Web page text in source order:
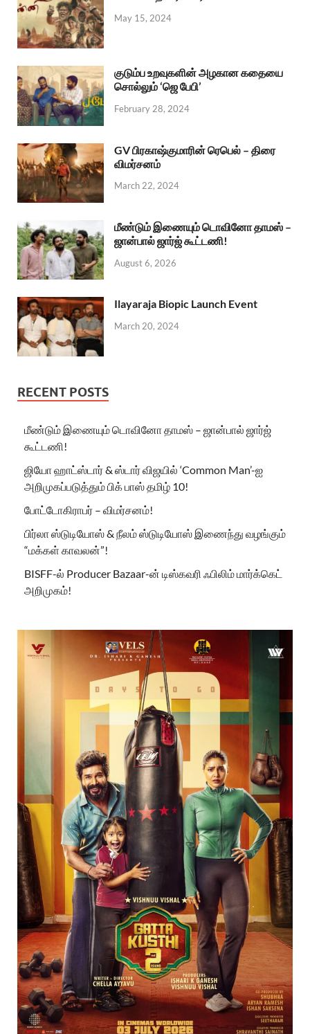
May 15, 2024
குடும்ப உறவுகளின் அழகான கதையை
சொல்லும் ‘ஜெ பேபி’
February 28, 2024
GV பிரகாஷ்குமாரின் ரெபெல் – திரை
விமர்சனம்
March 22, 2024
மீண்டும் இணையும் டொவினோ தாமஸ் –
ஜான்பால் ஜார்ஜ் கூட்டணி!
August 6, 2026
Ilayaraja Biopic Launch Event
March 20, 2024
RECENT POSTS
மீண்டும் இணையும் டொவினோ தாமஸ் – ஜான்பால் ஜார்ஜ்
கூட்டணி!
ஜியோ ஹாட்ஸ்டார் & ஸ்டார் விஜயில் ‘Common Man’-ஐ
அறிமுகப்படுத்தும் பிக் பாஸ் தமிழ் 10!
போட்டோகிராபர் – விமர்சனம்!
பிர்லா ஸ்டுடியோஸ் & நீலம் ஸ்டுடியோஸ் இணைந்து வழங்கும்
“மக்கள் காவலன்”!
BISFF-ல் Producer Bazaar-ன் டிஸ்கவரி ஃபிலிம் மார்க்கெட்
அறிமுகம்!